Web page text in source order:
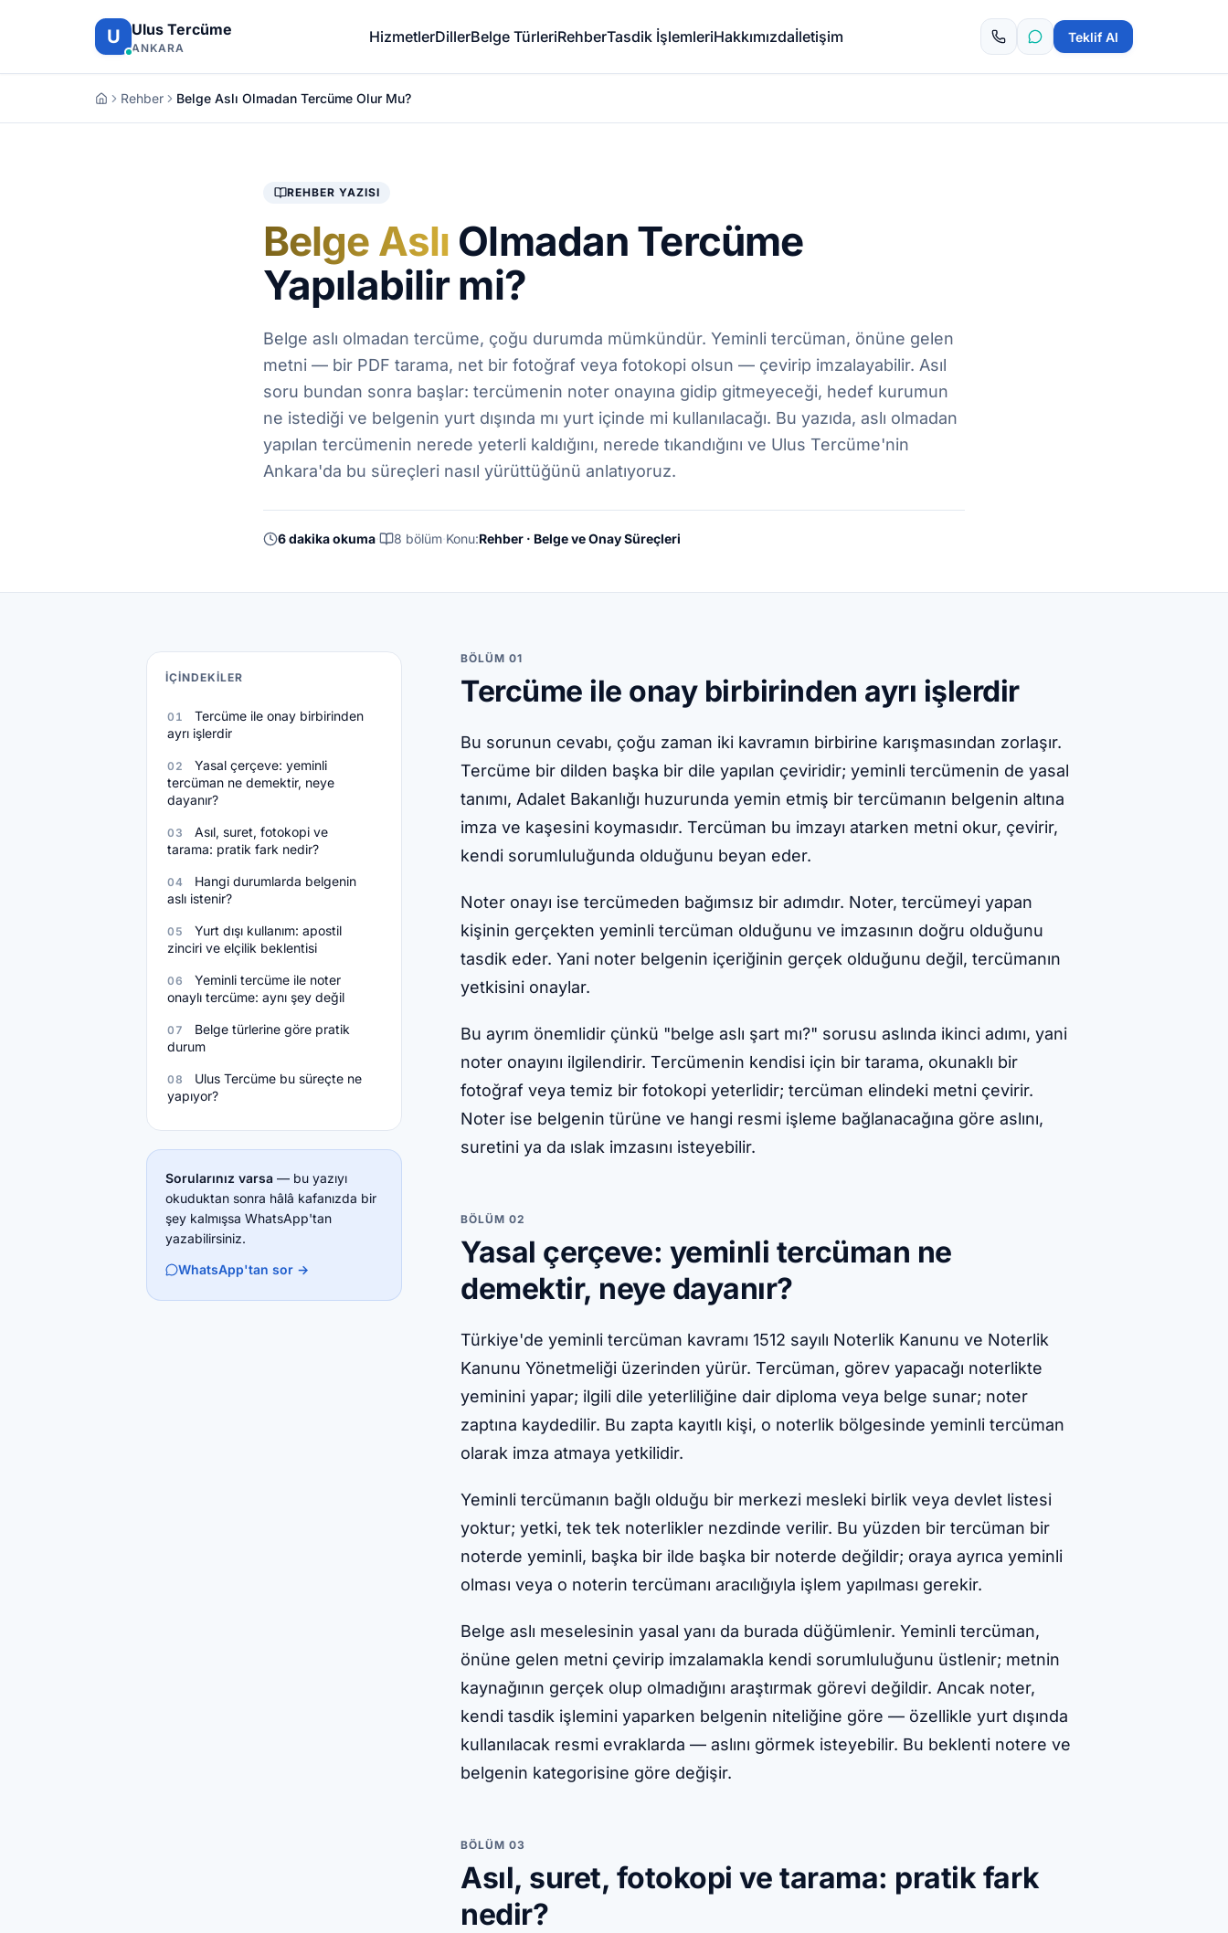
U Ulus Tercüme
ANKARA
HizmetlerDillerBelge TürleriRehberTasdik İşlemleriHakkımızdaİletişim Teklif Al
Rehber Belge Aslı Olmadan Tercüme Olur Mu?
REHBER YAZISI
Belge Aslı Olmadan Tercüme
Yapılabilir mi?
Belge aslı olmadan tercüme, çoğu durumda mümkündür. Yeminli tercüman, önüne gelen
metni — bir PDF tarama, net bir fotoğraf veya fotokopi olsun — çevirip imzalayabilir. Asıl
soru bundan sonra başlar: tercümenin noter onayına gidip gitmeyeceği, hedef kurumun
ne istediği ve belgenin yurt dışında mı yurt içinde mi kullanılacağı. Bu yazıda, aslı olmadan
yapılan tercümenin nerede yeterli kaldığını, nerede tıkandığını ve Ulus Tercüme'nin
Ankara'da bu süreçleri nasıl yürüttüğünü anlatıyoruz.
6 dakika okuma 8 bölüm Konu:Rehber · Belge ve Onay Süreçleri
İÇINDEKILER
01
Tercüme ile onay birbirinden
ayrı işlerdir
02
Yasal çerçeve: yeminli
tercüman ne demektir, neye
dayanır?
03
Asıl, suret, fotokopi ve
tarama: pratik fark nedir?
04
Hangi durumlarda belgenin
aslı istenir?
05
Yurt dışı kullanım: apostil
zinciri ve elçilik beklentisi
06
Yeminli tercüme ile noter
onaylı tercüme: aynı şey değil
07
Belge türlerine göre pratik
durum
08
Ulus Tercüme bu süreçte ne
yapıyor?
Sorularınız varsa — bu yazıyı
okuduktan sonra hâlâ kafanızda bir
şey kalmışsa WhatsApp'tan
yazabilirsiniz.
WhatsApp'tan sor →
BÖLÜM 01
Tercüme ile onay birbirinden ayrı işlerdir
Bu sorunun cevabı, çoğu zaman iki kavramın birbirine karışmasından zorlaşır.
Tercüme bir dilden başka bir dile yapılan çeviridir; yeminli tercümenin de yasal
tanımı, Adalet Bakanlığı huzurunda yemin etmiş bir tercümanın belgenin altına
imza ve kaşesini koymasıdır. Tercüman bu imzayı atarken metni okur, çevirir,
kendi sorumluluğunda olduğunu beyan eder.
Noter onayı ise tercümeden bağımsız bir adımdır. Noter, tercümeyi yapan
kişinin gerçekten yeminli tercüman olduğunu ve imzasının doğru olduğunu
tasdik eder. Yani noter belgenin içeriğinin gerçek olduğunu değil, tercümanın
yetkisini onaylar.
Bu ayrım önemlidir çünkü "belge aslı şart mı?" sorusu aslında ikinci adımı, yani
noter onayını ilgilendirir. Tercümenin kendisi için bir tarama, okunaklı bir
fotoğraf veya temiz bir fotokopi yeterlidir; tercüman elindeki metni çevirir.
Noter ise belgenin türüne ve hangi resmi işleme bağlanacağına göre aslını,
suretini ya da ıslak imzasını isteyebilir.
BÖLÜM 02
Yasal çerçeve: yeminli tercüman ne
demektir, neye dayanır?
Türkiye'de yeminli tercüman kavramı 1512 sayılı Noterlik Kanunu ve Noterlik
Kanunu Yönetmeliği üzerinden yürür. Tercüman, görev yapacağı noterlikte
yeminini yapar; ilgili dile yeterliliğine dair diploma veya belge sunar; noter
zaptına kaydedilir. Bu zapta kayıtlı kişi, o noterlik bölgesinde yeminli tercüman
olarak imza atmaya yetkilidir.
Yeminli tercümanın bağlı olduğu bir merkezi mesleki birlik veya devlet listesi
yoktur; yetki, tek tek noterlikler nezdinde verilir. Bu yüzden bir tercüman bir
noterde yeminli, başka bir ilde başka bir noterde değildir; oraya ayrıca yeminli
olması veya o noterin tercümanı aracılığıyla işlem yapılması gerekir.
Belge aslı meselesinin yasal yanı da burada düğümlenir. Yeminli tercüman,
önüne gelen metni çevirip imzalamakla kendi sorumluluğunu üstlenir; metnin
kaynağının gerçek olup olmadığını araştırmak görevi değildir. Ancak noter,
kendi tasdik işlemini yaparken belgenin niteliğine göre — özellikle yurt dışında
kullanılacak resmi evraklarda — aslını görmek isteyebilir. Bu beklenti notere ve
belgenin kategorisine göre değişir.
BÖLÜM 03
Asıl, suret, fotokopi ve tarama: pratik fark
nedir?